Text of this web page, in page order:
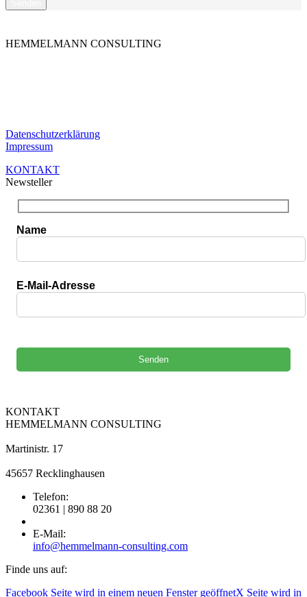
HEMMELMANN CONSULTING
Datenschutzerklärung
Impressum
KONTAKT
Newsteller
Name
E-Mail-Adresse
KONTAKT
HEMMELMANN CONSULTING
Martinistr. 17
45657 Recklinghausen
Telefon:
02361 | 890 88 20
E-Mail:
info@hemmelmann-consulting.com
Finde uns auf:
Facebook Seite wird in einem neuen Fenster geöffnetX Seite wird in